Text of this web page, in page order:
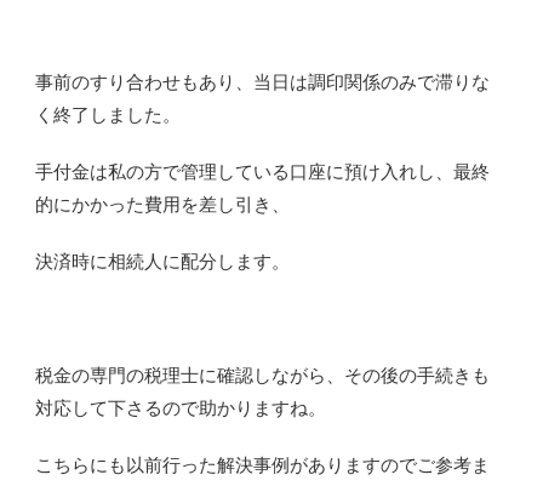
事前のすり合わせもあり、当日は調印関係のみで滞りな
く終了しました。
手付金は私の方で管理している口座に預け入れし、最終
的にかかった費用を差し引き、
決済時に相続人に配分します。
税金の専門の税理士に確認しながら、その後の手続きも
対応して下さるので助かりますね。
こちらにも以前行った解決事例がありますのでご参考ま